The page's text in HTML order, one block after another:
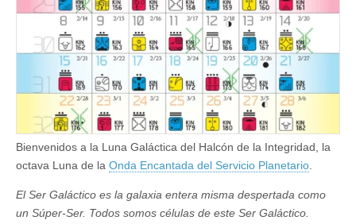
Bienvenidos a la Luna Galáctica del Halcón de la Integridad, la
octava Luna de la Onda Encantada del Servicio Planetario.
El Ser Galáctico es la galaxia entera misma despertada como
un Súper-Ser. Todos somos células de este Ser Galáctico.